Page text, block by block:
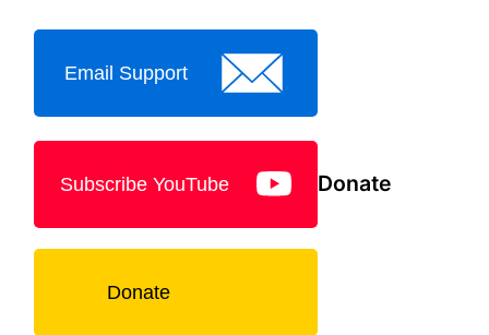
Email Support
Subscribe YouTube Donate
Donate